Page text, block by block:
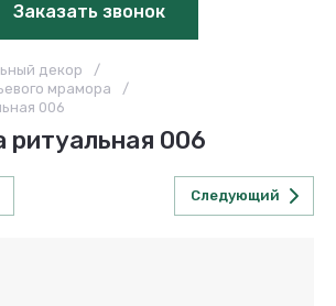
Заказать звонок
декор
/
мрамора
/
006
ритуальная 006
Следующий